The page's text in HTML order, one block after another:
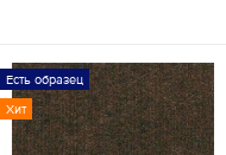
Есть образец
Хит